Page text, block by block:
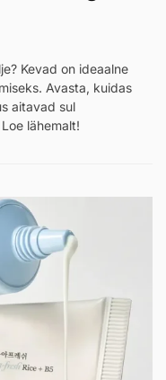
Kevad on ideaalne
Avasta, kuidas
aitavad sul
lähemalt!